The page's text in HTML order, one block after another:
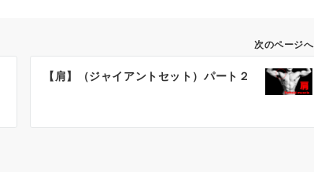
次のページへ
【肩】（ジャイアントセット）パート２